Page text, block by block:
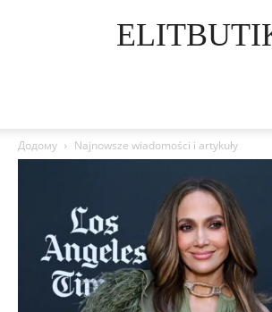
Додому Najnowsze wiadomości i artykuły